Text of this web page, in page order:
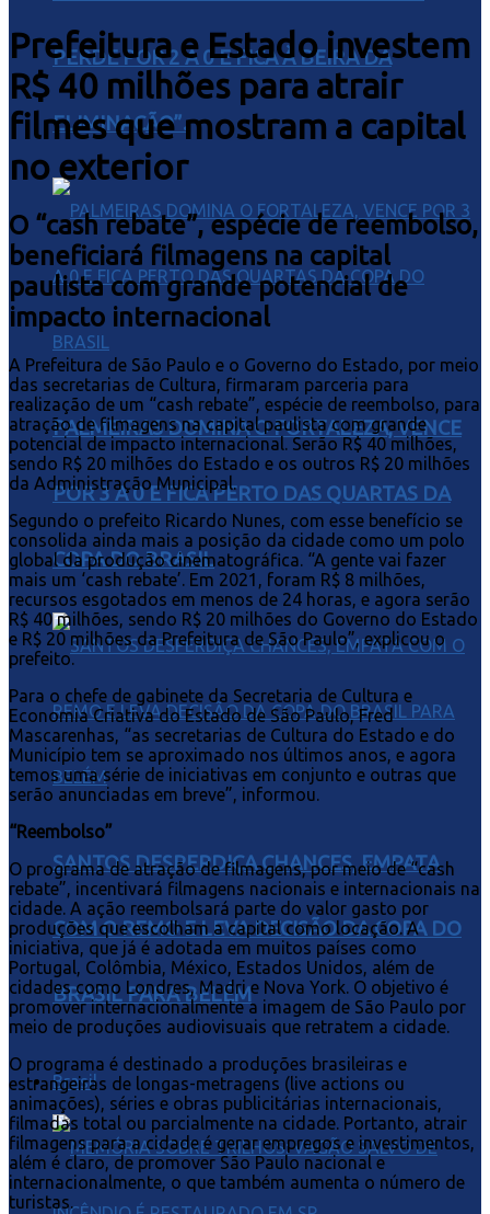
PERDE POR 2 A 0 E FICA À BEIRA DA
ELIMINAÇÃO”.
PALMEIRAS DOMINA O FORTALEZA, VENCE
POR 3 A 0 E FICA PERTO DAS QUARTAS DA
COPA DO BRASIL
SANTOS DESPERDIÇA CHANCES, EMPATA
COM O REMO E LEVA DECISÃO DA COPA DO
BRASIL PARA BELÉM
Brasil
Prefeitura e Estado investem
R$ 40 milhões para atrair
filmes que mostram a capital
no exterior
O “cash rebate”, espécie de reembolso,
beneficiará filmagens na capital
paulista com grande potencial de
impacto internacional
A Prefeitura de São Paulo e o Governo do Estado, por meio
das secretarias de Cultura, firmaram parceria para
realização de um “cash rebate”, espécie de reembolso, para
atração de filmagens na capital paulista com grande
potencial de impacto internacional. Serão R$ 40 milhões,
sendo R$ 20 milhões do Estado e os outros R$ 20 milhões
da Administração Municipal.
Segundo o prefeito Ricardo Nunes, com esse benefício se
consolida ainda mais a posição da cidade como um polo
global da produção cinematográfica. “A gente vai fazer
mais um ‘cash rebate’. Em 2021, foram R$ 8 milhões,
recursos esgotados em menos de 24 horas, e agora serão
R$ 40 milhões, sendo R$ 20 milhões do Governo do Estado
e R$ 20 milhões da Prefeitura de São Paulo”, explicou o
prefeito.
Para o chefe de gabinete da Secretaria de Cultura e
Economia Criativa do Estado de São Paulo, Fred
Mascarenhas, “as secretarias de Cultura do Estado e do
Município tem se aproximado nos últimos anos, e agora
temos uma série de iniciativas em conjunto e outras que
serão anunciadas em breve”, informou.
“Reembolso”
O programa de atração de filmagens, por meio de “cash
rebate”, incentivará filmagens nacionais e internacionais na
cidade. A ação reembolsará parte do valor gasto por
produções que escolham a capital como locação. A
iniciativa, que já é adotada em muitos países como
Portugal, Colômbia, México, Estados Unidos, além de
cidades como Londres, Madri e Nova York. O objetivo é
promover internacionalmente a imagem de São Paulo por
meio de produções audiovisuais que retratem a cidade.
O programa é destinado a produções brasileiras e
estrangeiras de longas-metragens (live actions ou
animações), séries e obras publicitárias internacionais,
filmadas total ou parcialmente na cidade. Portanto, atrair
filmagens para a cidade é gerar empregos e investimentos,
além é claro, de promover São Paulo nacional e
internacionalmente, o que também aumenta o número de
turistas.